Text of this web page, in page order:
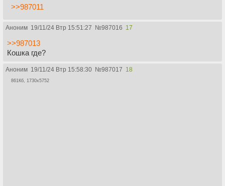
>>987011
Аноним 19/11/24 Втр 15:51:27 №987016 17
>>987013
Кошка где?
Аноним 19/11/24 Втр 15:58:30 №987017 18
861Кб, 1730x5752